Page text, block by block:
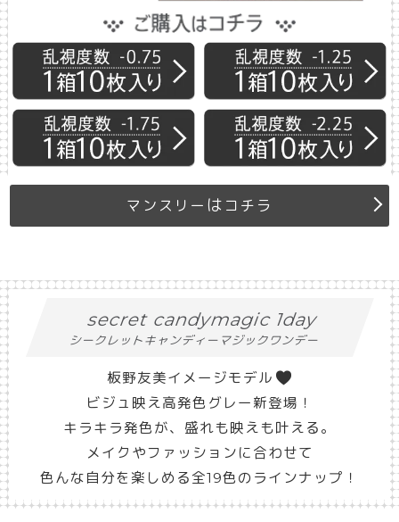
マンスリー は コチラ
secret candymagic 1day
シークレットキャンディーマジックワンデー
板野友美イメージモデル
ビジュ映え高発色グレー新登場！
キラキラ発色が、盛れも映えも叶える。
メイクやファッションに合わせて
色んな自分を楽しめる全19色のラインナップ！